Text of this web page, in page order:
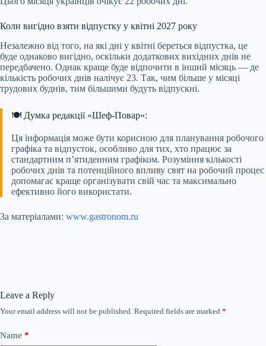
Коли вигідно взяти відпустку у квітні 2027 року
Незалежно від того, на які дні у квітні береться відпустка, це
буде однаково вигідно, оскільки додаткових вихідних днів не
передбачено. Однак краще буде відпочити в інший місяць — де
кількість робочих днів налічує 23. Так, чим більше у місяці
трудових буднів, тим більшими будуть відпускні.
🍽️ Думка редакції «Шеф-Повар»:
Ця інформація може бути корисною для планування робочого
графіка та відпусток, особливо для тих, хто працює за
стандартним п’ятиденним графіком. Розуміння кількості
робочих днів та потенційного впливу свят на робочий процес
допомагає краще організувати свій час та максимально
ефективно його використати.
За матеріалами: www.gastronom.ru
Leave a Reply
Your email address will not be published. Required fields are marked *
Name *